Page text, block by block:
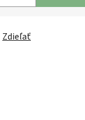
Zdieľať